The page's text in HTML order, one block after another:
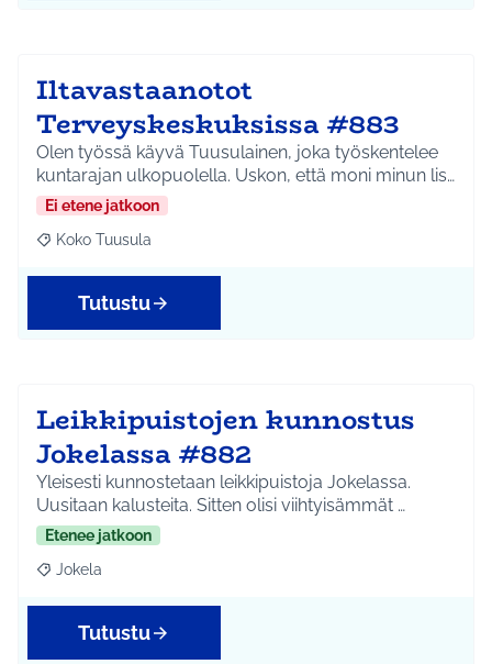
Iltavastaanotot
Terveyskeskuksissa #883
Olen työssä käyvä Tuusulainen, joka työskentelee
kuntarajan ulkopuolella. Uskon, että moni minun lis…
Ei etene jatkoon
Rajaa tulokset aihepiirin mukaan: Koko Tuusula
Koko Tuusula
Tutustu
Leikkipuistojen kunnostus
Jokelassa #882
Yleisesti kunnostetaan leikkipuistoja Jokelassa.
Uusitaan kalusteita. Sitten olisi viihtyisämmät …
Etenee jatkoon
Rajaa tulokset aihepiirin mukaan: Jokela
Jokela
Tutustu